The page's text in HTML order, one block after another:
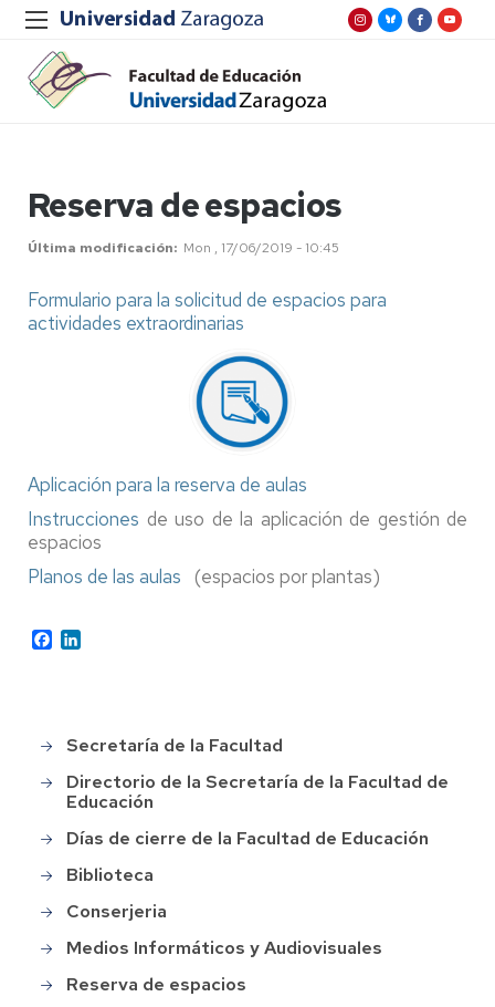
Reserva de espacios
Última modificación Mon , 17/06/2019 - 10:45
Formulario para la solicitud de espacios para
actividades extraordinarias
Aplicación para la reserva de aulas
Instrucciones de uso de la aplicación de gestión de
espacios
Planos de las aulas (espacios por plantas)
Facebook
Main
menu
Secretaría de la Facultad
Directorio de la Secretaría de la Facultad de
Educación
Días de cierre de la Facultad de Educación
Biblioteca
Conserjeria
Medios Informáticos y Audiovisuales
Reserva de espacios